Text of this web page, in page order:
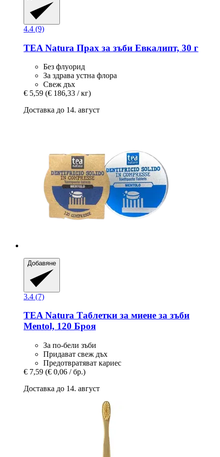
4.4 (9)
TEA Natura Прах за зъби Евкалипт, 30 г
Без флуорид
За здрава устна флора
Свеж дъх
€ 5,59 (€ 186,33 / кг)
Доставка до 14. август
Добавяне
3.4 (7)
TEA Natura Таблетки за миене за зъби
Mentol, 120 Броя
За по-бели зъби
Придават свеж дъх
Предотвратяват кариес
€ 7,59 (€ 0,06 / бр.)
Доставка до 14. август